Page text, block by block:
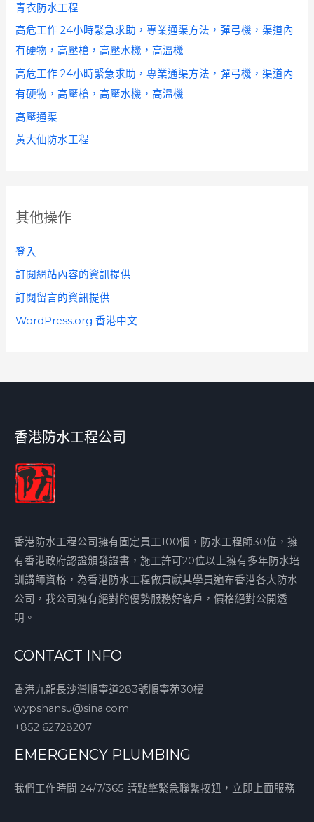
青衣防水工程
高危工作 24小時緊急求助，專業通渠方法，彈弓機，渠道內
有硬物，高壓槍，高壓水機，高溫機
高危工作 24小時緊急求助，專業通渠方法，彈弓機，渠道內
有硬物，高壓槍，高壓水機，高溫機
高壓通渠
黃大仙防水工程
其他操作
登入
訂閱網站內容的資訊提供
訂閱留言的資訊提供
WordPress.org 香港中文
香港防水工程公司
香港防水工程公司擁有固定員工100個，防水工程師30位，擁
有香港政府認證頒發證書，施工許可20位以上擁有多年防水培
訓講師資格，為香港防水工程做貢獻其學員遍布香港各大防水
公司，我公司擁有絕對的優勢服務好客戶，價格絕對公開透
明。
CONTACT INFO
香港九龍長沙灣順寧道283號順寧苑30樓
wypshansu@sina.com
+852 62728207
EMERGENCY PLUMBING
我們工作時間 24/7/365 請點擊緊急聯繫按鈕，立即上面服務.